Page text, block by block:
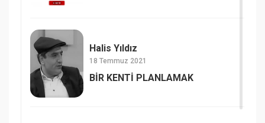
Halis Yıldız
18 Temmuz 2021
BİR KENTİ PLANLAMAK